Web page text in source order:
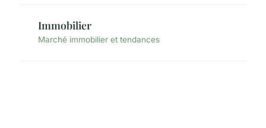
Immobilier
Marché immobilier et tendances